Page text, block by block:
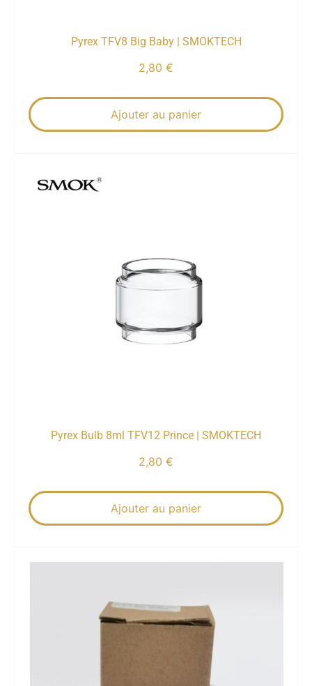
Pyrex TFV8 Big Baby | SMOKTECH
2,80 €
Ajouter au panier
Pyrex Bulb 8ml TFV12 Prince | SMOKTECH
2,80 €
Ajouter au panier